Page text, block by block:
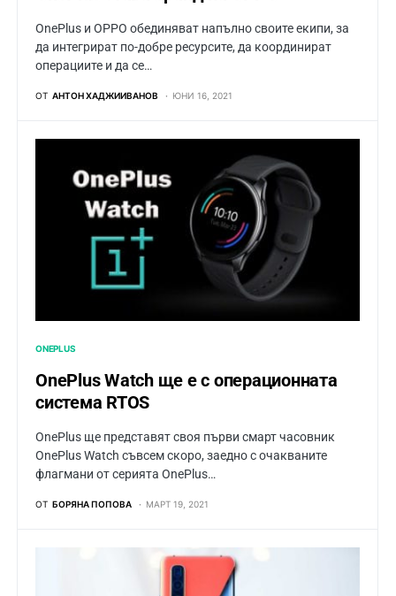
OnePlus и OPPO обединяват напълно своите екипи, за
да интегрират по-добре ресурсите, да координират
операциите и да се…
ОТ АНТОН ХАДЖИИВАНОВ ЮНИ 16, 2021
ONEPLUS
OnePlus Watch ще е с операционната
система RTOS
OnePlus ще представят своя първи смарт часовник
OnePlus Watch съвсем скоро, заедно с очакваните
флагмани от серията OnePlus…
ОТ БОРЯНА ПОПОВА МАРТ 19, 2021